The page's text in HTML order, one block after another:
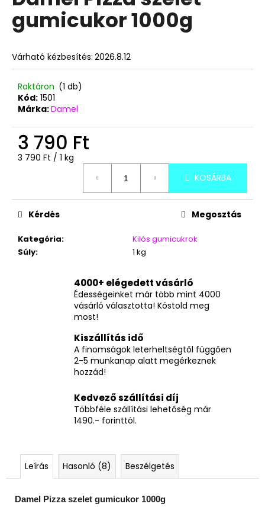
ből
0,0
gumicukor 1000g
Várható kézbesítés: 2026.8.12
Raktáron (1 db)
Kód: 1501
Márka:Damel
3 790 Ft
Egységár:
3 790 Ft / 1 kg
KOSÁRBA
Kategória:
Kilós gumicukrok
Súly: 1 kg
Kérdés Megosztás
4000+ elégedett vásárló
Édességeinket már több mint 4000
vásárló választotta! Kóstold meg
most!
Kiszállítás idő
A finomságok leterheltségtől függően
2-5 munkanap alatt megérkeznek
hozzád!
Kedvező szállítási díj
Többféle szállítási lehetőség már
1490.- forinttól.
Leírás Hasonló (8) Beszélgetés
Damel Pizza szelet gumicukor 1000g
A
á
n
u
k
BOCI
Ft